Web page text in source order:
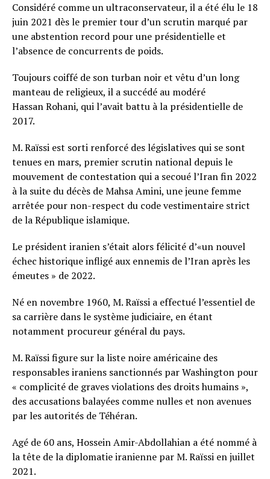
Considéré comme un ultraconservateur, il a été élu le 18
juin 2021 dès le premier tour d’un scrutin marqué par
une abstention record pour une présidentielle et
l’absence de concurrents de poids.
Toujours coiffé de son turban noir et vêtu d’un long
manteau de religieux, il a succédé au modéré
Hassan Rohani, qui l’avait battu à la présidentielle de
2017.
M. Raïssi est sorti renforcé des législatives qui se sont
tenues en mars, premier scrutin national depuis le
mouvement de contestation qui a secoué l’Iran fin 2022
à la suite du décès de Mahsa Amini, une jeune femme
arrêtée pour non-respect du code vestimentaire strict
de la République islamique.
Le président iranien s’était alors félicité d’«un nouvel
échec historique infligé aux ennemis de l’Iran après les
émeutes » de 2022.
Né en novembre 1960, M. Raïssi a effectué l’essentiel de
sa carrière dans le système judiciaire, en étant
notamment procureur général du pays.
M. Raïssi figure sur la liste noire américaine des
responsables iraniens sanctionnés par Washington pour
« complicité de graves violations des droits humains »,
des accusations balayées comme nulles et non avenues
par les autorités de Téhéran.
Agé de 60 ans, Hossein Amir-Abdollahian a été nommé à
la tête de la diplomatie iranienne par M. Raïssi en juillet
2021.